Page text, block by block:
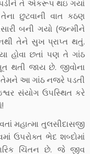
તે એકરૂ૫ થઇ ગયાં
છુટવાની વાત કઠણ
બની ગયો (જન્‍મીને
તેને સુખ પ્રાપ્‍ત થતું.
હોવા છતાં ૫ણ તે ગાંઠ
થતી જાય છે. જીવોના
તેમને આ ગાંઠ નજરે ૫ડતી
સંયોગ ઉ૫સ્‍થિત કરે
મહાત્‍મા તુલસીદાસજી
ઉ૫રોક્ત ભેદ શબ્‍દોમાં
ચિંતન છે. જે જીવ